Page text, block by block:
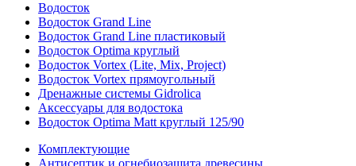
Водосток
Водосток Grand Line
Водосток Grand Line пластиковый
Водосток Optima круглый
Водосток Vortex (Lite, Mix, Project)
Водосток Vortex прямоугольный
Дренажные системы Gidrolica
Аксессуары для водостока
Водосток Optima Matt круглый 125/90
Комплектующие
Антисептик и огнебиозащита древесины